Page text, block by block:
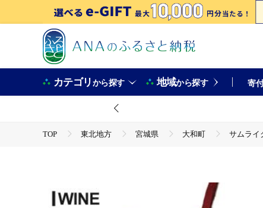
カテゴリから探す 地域から探す 寄
TOP 東北地方 宮城県 大和町
サムライ
サムライクラフト 吊り下げパスケース＜ワイン＞ レザー 革
ta280-wine